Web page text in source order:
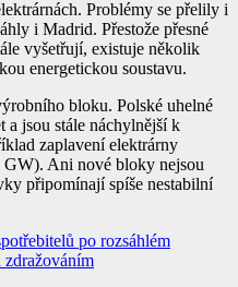
Problémy se přelily i
i Madrid. Přestože přesné
vyšetřují, existuje několik
energetickou soustavu.
bloku. Polské uhelné
a jsou stále náchylnější k
zaplavení elektrárny
GW). Ani nové bloky nejsou
připomínají spíše nestabilní
po rozsáhlém